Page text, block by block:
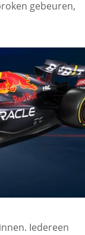
gebeuren,
Iedereen